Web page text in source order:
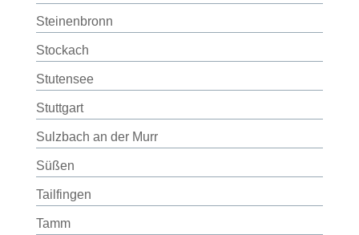
Steinenbronn
Stockach
Stutensee
Stuttgart
Sulzbach an der Murr
Süßen
Tailfingen
Tamm